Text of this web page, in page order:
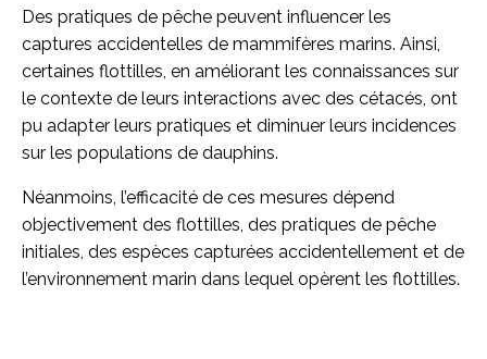
Des pratiques de pêche peuvent influencer les
captures accidentelles de mammifères marins. Ainsi,
certaines flottilles, en améliorant les connaissances sur
le contexte de leurs interactions avec des cétacés, ont
pu adapter leurs pratiques et diminuer leurs incidences
sur les populations de dauphins.
Néanmoins, l’efficacité de ces mesures dépend
objectivement des flottilles, des pratiques de pêche
initiales, des espèces capturées accidentellement et de
l’environnement marin dans lequel opèrent les flottilles.